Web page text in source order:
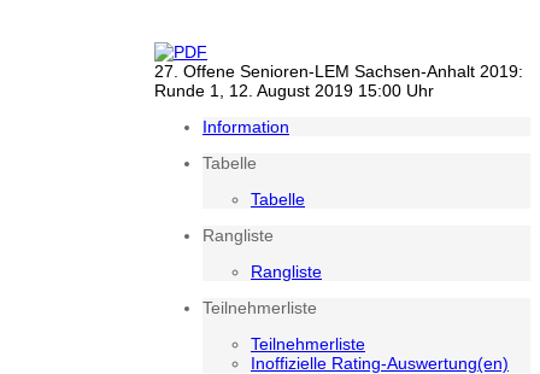
27. Offene Senioren-LEM Sachsen-Anhalt 2019:
Runde 1, 12. August 2019 15:00 Uhr
Information
Tabelle
Tabelle
Rangliste
Rangliste
Teilnehmerliste
Teilnehmerliste
Inoffizielle Rating-Auswertung(en)